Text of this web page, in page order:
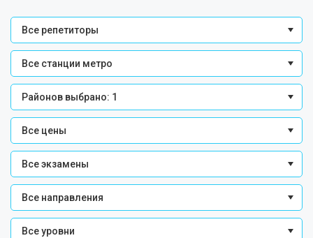
Все репетиторы
Все станции метро
Районов выбрано: 1
Все цены
Все экзамены
Все направления
Все уровни